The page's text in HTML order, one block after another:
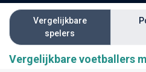
Vergelijkbare
spelers
Vergelijkbare voetballers